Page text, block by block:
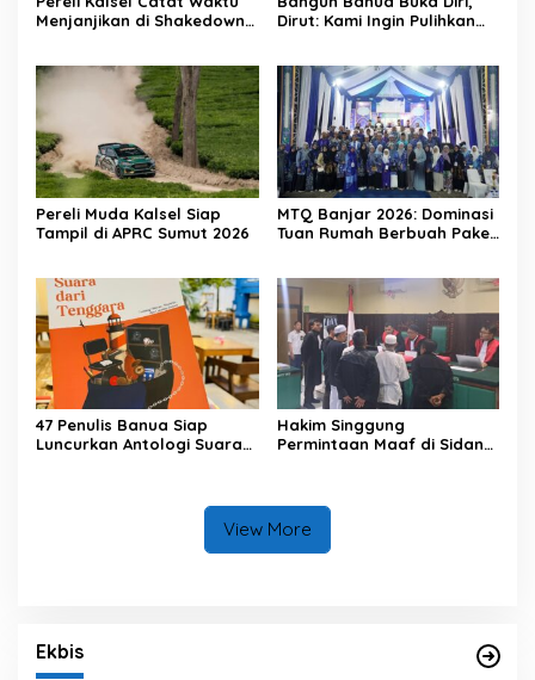
Menjanjikan di Shakedown
Dirut: Kami Ingin Pulihkan
Pereli Muda Kalsel Siap
Tampil di APRC Sumut 2026
MTQ Banjar 2026: Dominasi
Tuan Rumah Berbuah Paket
47 Penulis Banua Siap
Luncurkan Antologi Suara
Hakim Singgung
Permintaan Maaf di Sidang
View More
Ekbis